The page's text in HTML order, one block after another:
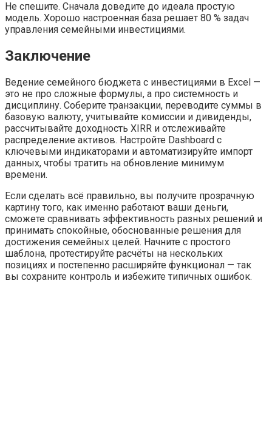
Не спешите. Сначала доведите до идеала простую
модель. Хорошо настроенная база решает 80 % задач
управления семейными инвестициями.
Заключение
Ведение семейного бюджета с инвестициями в Excel —
это не про сложные формулы, а про системность и
дисциплину. Соберите транзакции, переводите суммы в
базовую валюту, учитывайте комиссии и дивиденды,
рассчитывайте доходность XIRR и отслеживайте
распределение активов. Настройте Dashboard с
ключевыми индикаторами и автоматизируйте импорт
данных, чтобы тратить на обновление минимум
времени.
Если сделать всё правильно, вы получите прозрачную
картину того, как именно работают ваши деньги,
сможете сравнивать эффективность разных решений и
принимать спокойные, обоснованные решения для
достижения семейных целей. Начните с простого
шаблона, протестируйте расчёты на нескольких
позициях и постепенно расширяйте функционал — так
вы сохраните контроль и избежите типичных ошибок.